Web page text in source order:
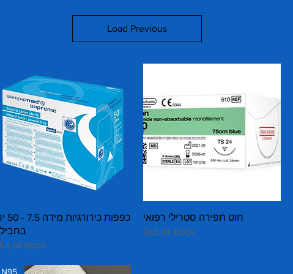
Load Previous
Quick View
כפפות
of stock
Quick View
חוט תפירה סטרילי רפואי
Out of stock
N95